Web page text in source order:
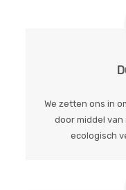
We zetten ons in
door middel
ecologisch